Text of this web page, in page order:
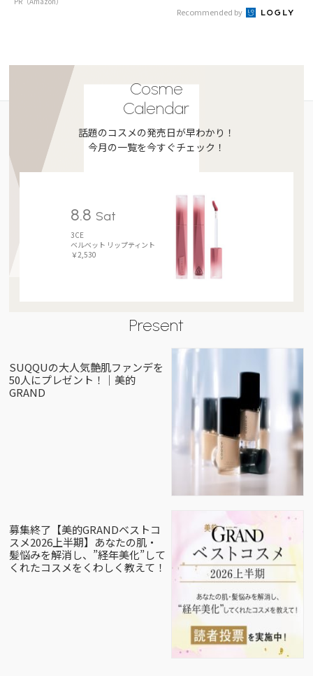
Recommended by
Cosme
Calendar
話題のコスメの発売日が早わかり！
今月の一覧を今すぐチェック！
8.8 Sat
3CE
ベルベット リップティント
￥2,530
Present
SUQQUの大人気艶肌ファンデを
50人にプレゼント！｜美的
GRAND
募集終了【美的GRANDベストコ
スメ2026上半期】あなたの肌・
髪悩みを解消し、”経年美化”して
くれたコスメをくわしく教えて！